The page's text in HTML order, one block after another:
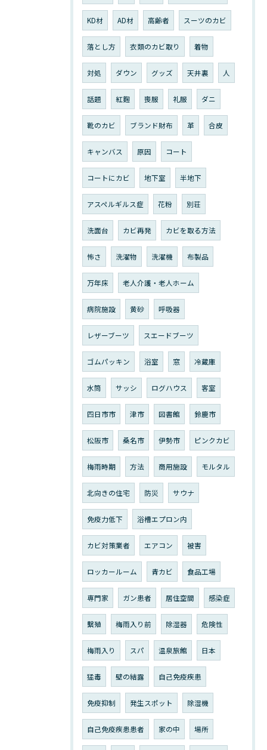
KD材 AD材 高齢者 スーツのカビ
落とし方 衣類のカビ取り 着物
対処 ダウン グッズ 天井裏 人
話題 紅麴 喪服 礼服 ダニ
靴のカビ ブランド財布 革 合皮
キャンバス 原因 コート
コートにカビ 地下室 半地下
アスペルギルス症 花粉 別荘
洗面台 カビ再発 カビを取る方法
怖さ 洗濯物 洗濯機 布製品
万年床 老人介護・老人ホーム
病院施設 黄砂 呼吸器
レザーブーツ スエードブーツ
ゴムパッキン 浴室 窓 冷蔵庫
水筒 サッシ ログハウス 客室
四日市市 津市 図書館 鈴鹿市
松阪市 桑名市 伊勢市 ピンクカビ
梅雨時期 方法 商用施設 モルタル
北向きの住宅 防災 サウナ
免疫力低下 浴槽エプロン内
カビ対策業者 エアコン 被害
ロッカールーム 青カビ 食品工場
専門家 ガン患者 居住空間 感染症
繫殖 梅雨入り前 除湿器 危険性
梅雨入り スパ 温泉旅館 日本
猛毒 壁の結露 自己免疫疾患
免疫抑制 発生スポット 除湿機
自己免疫疾患患者 家の中 場所